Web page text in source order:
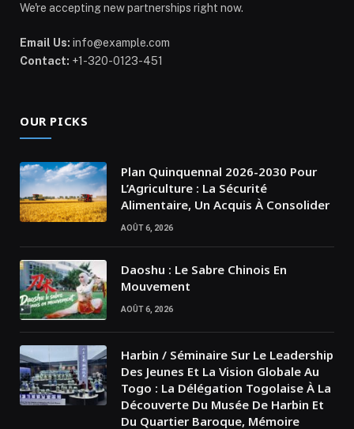
We're accepting new partnerships right now.
Email Us: info@example.com
Contact: +1-320-0123-451
OUR PICKS
Plan Quinquennal 2026-2030 Pour
L’Agriculture : La Sécurité
Alimentaire, Un Acquis À Consolider
AOÛT 6, 2026
Daoshu : Le Sabre Chinois En
Mouvement
AOÛT 6, 2026
Harbin / Séminaire Sur Le Leadership
Des Jeunes Et La Vision Globale Au
Togo : La Délégation Togolaise À La
Découverte Du Musée De Harbin Et
Du Quartier Baroque, Mémoire